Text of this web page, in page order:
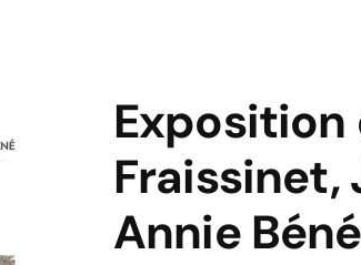
Exposition
Fraissinet,
Annie Béné